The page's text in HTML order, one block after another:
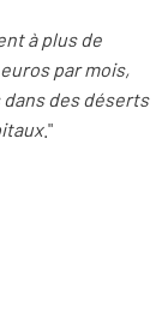
à plus de
par mois,
des déserts
."